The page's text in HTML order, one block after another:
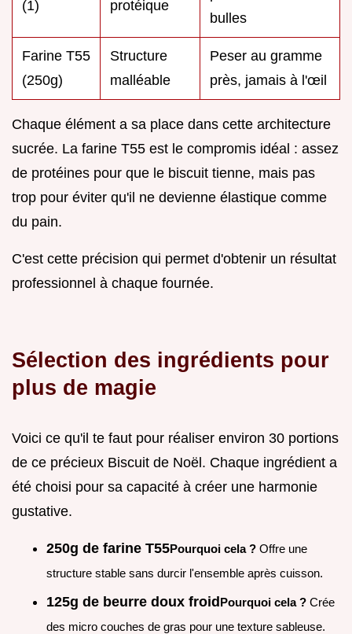
(1)
protéique
bulles
Farine T55
(250g)
Structure
malléable
Peser au gramme
près, jamais à l'œil
Chaque élément a sa place dans cette architecture
sucrée. La farine T55 est le compromis idéal : assez
de protéines pour que le biscuit tienne, mais pas
trop pour éviter qu'il ne devienne élastique comme
du pain.
C'est cette précision qui permet d'obtenir un résultat
professionnel à chaque fournée.
Sélection des ingrédients pour
plus de magie
Voici ce qu'il te faut pour réaliser environ 30 portions
de ce précieux Biscuit de Noël. Chaque ingrédient a
été choisi pour sa capacité à créer une harmonie
gustative.
250g de farine T55Pourquoi cela ? Offre une
structure stable sans durcir l'ensemble après cuisson.
125g de beurre doux froidPourquoi cela ? Crée
des micro couches de gras pour une texture sableuse.